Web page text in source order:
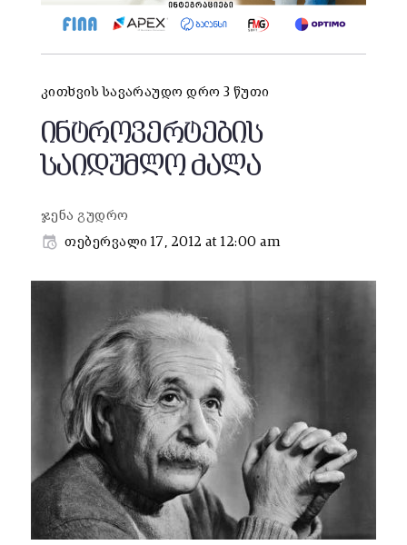
კითხვის სავარაუდო დრო 3 წუთი
ინტროვერტების
საიდუმლო ძალა
ჯენა გუდრო
თებერვალი 17, 2012 at 12:00 am